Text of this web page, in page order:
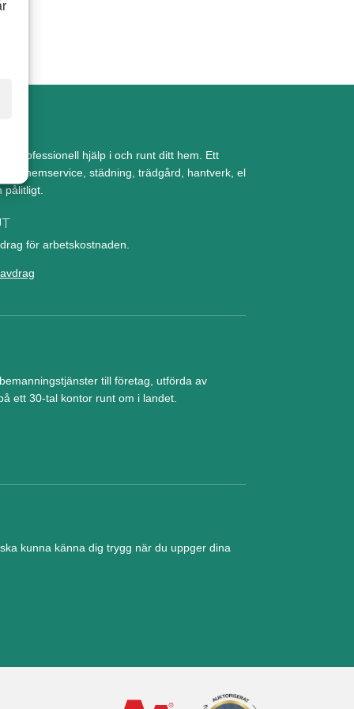
professionell hjälp i och runt ditt hem. Ett
hemservice, städning, trädgård, hantverk, el
pålitligt.
för arbetskostnaden.
till företag, utförda av
ett 30-tal kontor runt om i landet.
kunna känna dig trygg när du uppger dina